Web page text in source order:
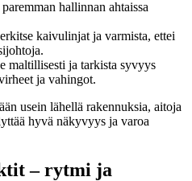
hallinnan ahtaissa
kaivulinjat ja varmista, ettei
maltillisesti ja tarkista syvyys
ja vahingot.
usein lähellä rakennuksia, aitoja
hyvä näkyvyys ja varoa
– rytmi ja